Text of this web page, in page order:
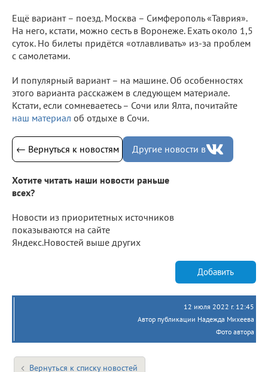
Ещё вариант – поезд. Москва – Симферополь «Таврия».
На него, кстати, можно сесть в Воронеже. Ехать около 1,5
суток. Но билеты придётся «отлавливать» из-за проблем
с самолетами.
И популярный вариант – на машине. Об особенностях
этого варианта расскажем в следующем материале.
Кстати, если сомневаетесь – Сочи или Ялта, почитайте
наш материал об отдыхе в Сочи.
← Вернуться к новостям Другие новости в
Хотите читать наши новости раньше
всех?
Новости из приоритетных источников
показываются на сайте
Яндекс.Новостей выше других
Добавить
12 июля 2022 г. 12:45
Автор публикации Надежда Михеева
Фото автора
Вернуться к списку новостей